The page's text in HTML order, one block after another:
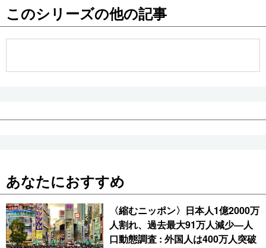
このシリーズの他の記事
あなたにおすすめ
〈縮むニッポン〉日本人1億2000万
人割れ、過去最大91万人減少―人
口動態調査 : 外国人は400万人突破